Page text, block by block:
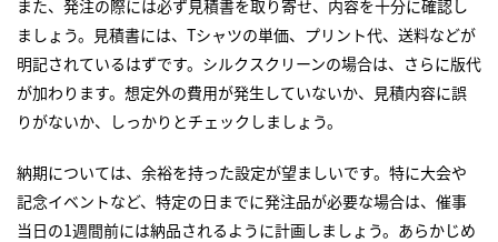
また、発注の際には必ず見積書を取り寄せ、内容を十分に確認し
ましょう。見積書には、Tシャツの単価、プリント代、送料などが
明記されているはずです。シルクスクリーンの場合は、さらに版代
が加わります。想定外の費用が発生していないか、見積内容に誤
りがないか、しっかりとチェックしましょう。
納期については、余裕を持った設定が望ましいです。特に大会や
記念イベントなど、特定の日までに発注品が必要な場合は、催事
当日の1週間前には納品されるように計画しましょう。あらかじめ